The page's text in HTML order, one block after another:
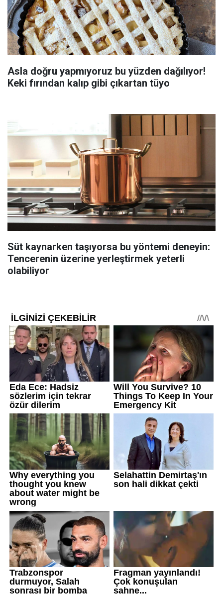
Asla doğru yapmıyoruz bu yüzden dağılıyor!
Keki fırından kalıp gibi çıkartan tüyo
Süt kaynarken taşıyorsa bu yöntemi deneyin:
Tencerenin üzerine yerleştirmek yeterli
olabiliyor